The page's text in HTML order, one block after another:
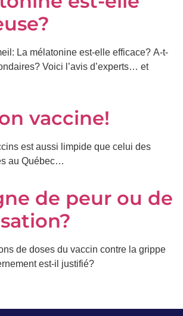
La mélatonine est-elle efficace? A-t-
Voici l’avis d’experts… et
vaccine!
est aussi limpide que celui des
au Québec…
de peur ou de
de doses du vaccin contre la grippe
est-il justifié?